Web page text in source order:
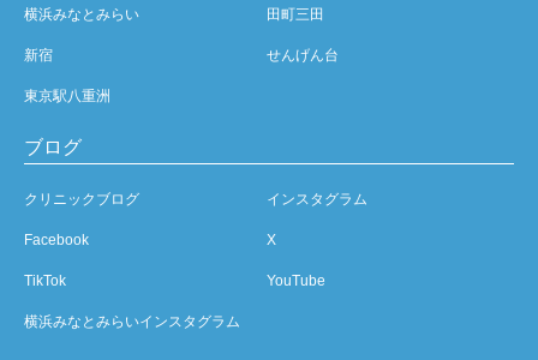
横浜みなとみらい 田町三田
新宿 せんげん台
東京駅八重洲
ブログ
クリニックブログ インスタグラム
Facebook X
TikTok YouTube
横浜みなとみらいインスタグラム